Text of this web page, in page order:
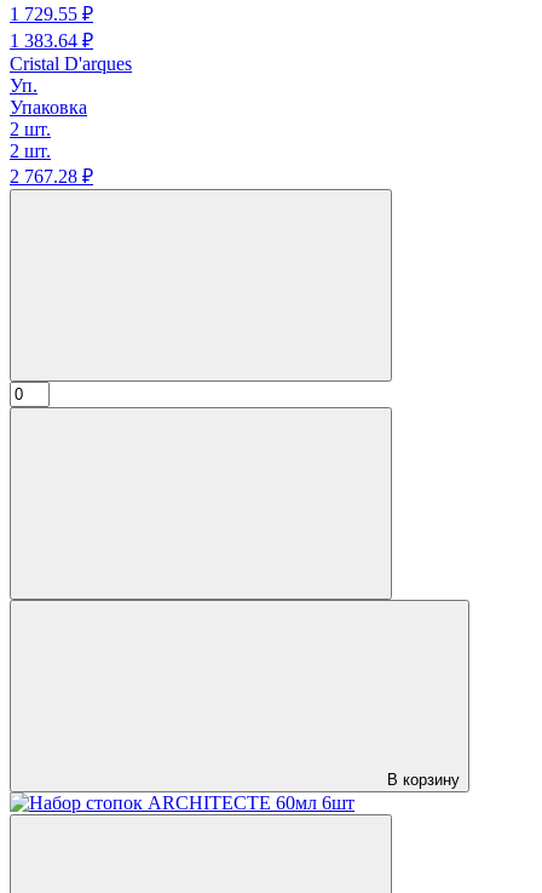
1 729.55 ₽
1 383.64 ₽
Cristal D'arques
Уп.
Упаковка
2 шт.
2 шт.
2 767.28 ₽
В корзину